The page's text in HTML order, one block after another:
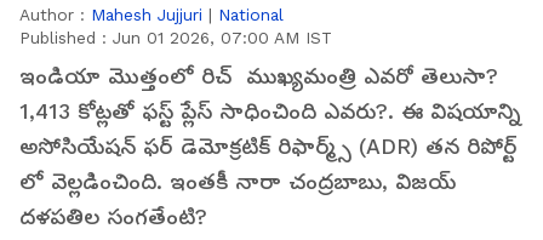
Author : Mahesh Jujjuri | National
Published : Jun 01 2026, 07:00 AM IST
ఇండియా మొత్తంలో రిచ్ ముఖ్యమంత్రి ఎవరో తెలుసా?
1,413 కోట్లతో ఫస్ట్ ప్లేస్ సాధించింది ఎవరు?. ఈ విషయాన్ని
అసోసియేషన్ ఫర్ డెమోక్రటిక్ రిఫార్మ్స్ (ADR) తన రిపోర్ట్
లో వెల్లడించింది. ఇంతకీ నారా చంద్రబాబు, విజయ్
దళపతిల సంగతేంటి?